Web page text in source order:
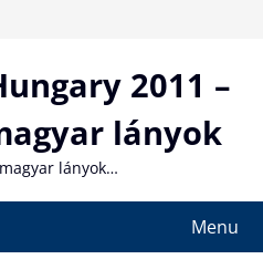
2011 –
lányok
lányok…
Menu